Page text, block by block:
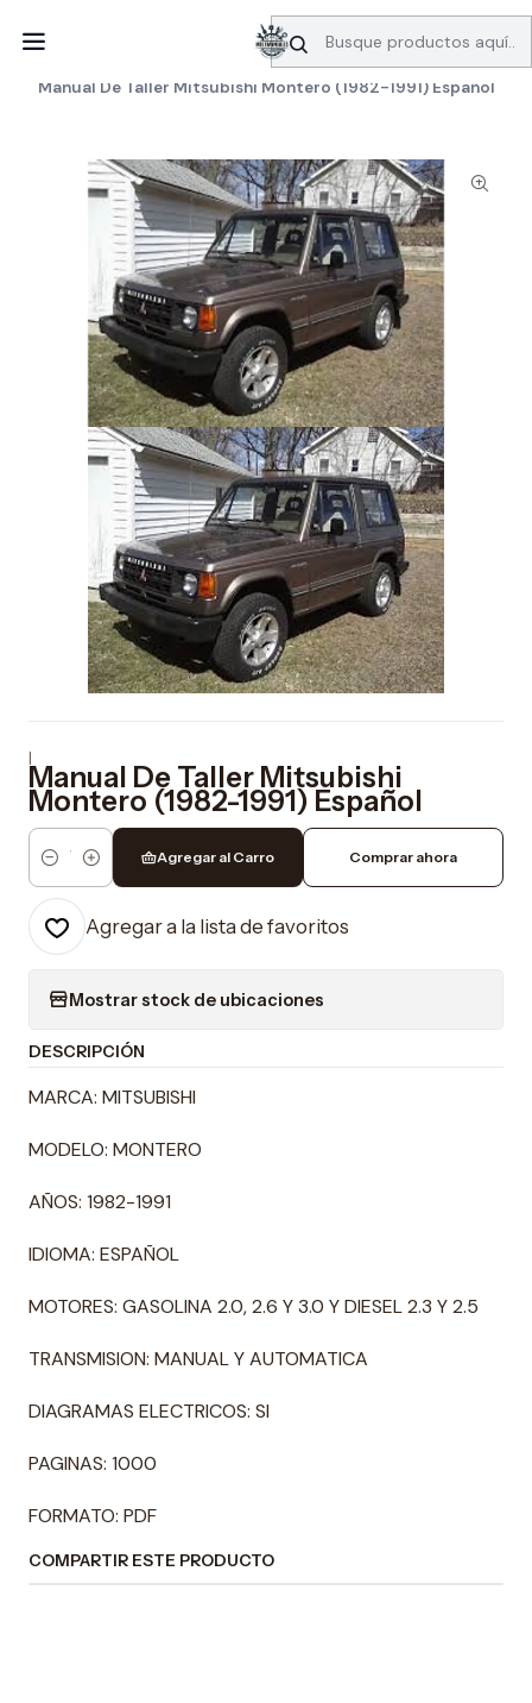
SERVICIO DE BÚSQUEDA DE INFORMACIÓN AUTOMOTRIZ
Manuales de taller Mitsubishi
Manual De Taller Mitsubishi Montero (1982-1991) Español
|
Manual De Taller Mitsubishi
Montero (1982-1991) Español
Cantidad
Agregar al Carro Comprar ahora
Agregar a la lista de favoritos
Mostrar stock de ubicaciones
DESCRIPCIÓN
MARCA: MITSUBISHI
MODELO: MONTERO
AÑOS: 1982-1991
IDIOMA: ESPAÑOL
MOTORES: GASOLINA 2.0, 2.6 Y 3.0 Y DIESEL 2.3 Y 2.5
TRANSMISION: MANUAL Y AUTOMATICA
DIAGRAMAS ELECTRICOS: SI
PAGINAS: 1000
FORMATO: PDF
COMPARTIR ESTE PRODUCTO